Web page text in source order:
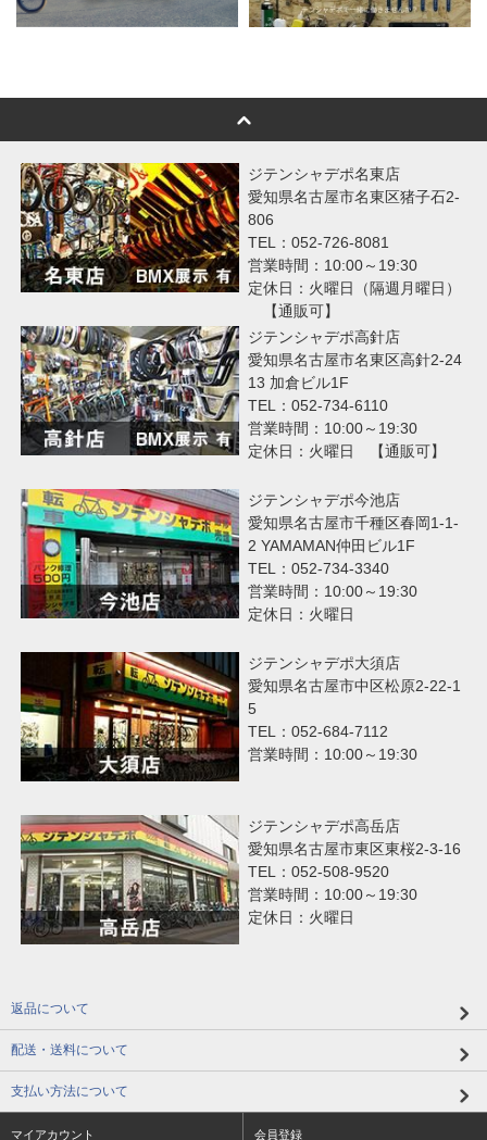
ジテンシャデポ名東店
愛知県名古屋市名東区猪子石2-
806
TEL：052-726-8081
営業時間：10:00～19:30
定休日：火曜日（隔週月曜日）
【通販可】
ジテンシャデポ高針店
愛知県名古屋市名東区高針2-24
13 加倉ビル1F
TEL：052-734-6110
営業時間：10:00～19:30
定休日：火曜日 【通販可】
ジテンシャデポ今池店
愛知県名古屋市千種区春岡1-1-
2 YAMAMAN仲田ビル1F
TEL：052-734-3340
営業時間：10:00～19:30
定休日：火曜日
ジテンシャデポ大須店
愛知県名古屋市中区松原2-22-1
5
TEL：052-684-7112
営業時間：10:00～19:30
ジテンシャデポ高岳店
愛知県名古屋市東区東桜2-3-16
TEL：052-508-9520
営業時間：10:00～19:30
定休日：火曜日
返品について
配送・送料について
支払い方法について
マイアカウント 会員登録